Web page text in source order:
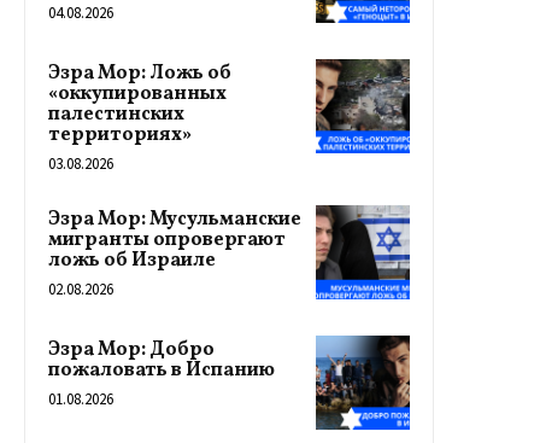
04.08.2026
Эзра Мор: Ложь об
«оккупированных
палестинских
территориях»
03.08.2026
Эзра Мор: Мусульманские
мигранты опровергают
ложь об Израиле
02.08.2026
Эзра Мор: Добро
пожаловать в Испанию
01.08.2026